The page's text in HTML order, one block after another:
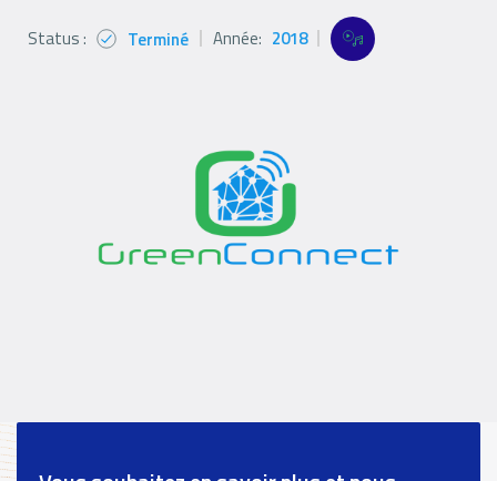
Status : Terminé
Status
Année: 2018
Références
Références
Références
paragraph